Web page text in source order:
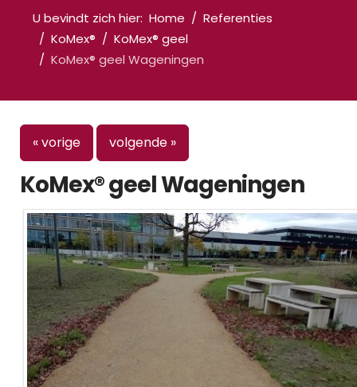
U bevindt zich hier: Home
Referenties
KoMex®
KoMex® geel
KoMex® geel Wageningen
« vorige volgende »
KoMex® geel Wageningen